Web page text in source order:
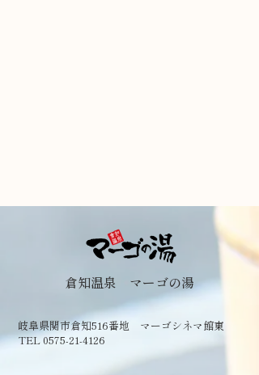
倉知温泉 マーゴの湯
岐阜県関市倉知516番地 マーゴシネマ館東
TEL 0575-21-4126